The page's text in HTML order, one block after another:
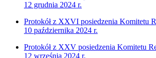
12 grudnia 2024 r.
Protokół z XXVI posiedzenia Komitetu
10 października 2024 r.
Protokół z XXV posiedzenia Komitetu
12 września 2024 r.